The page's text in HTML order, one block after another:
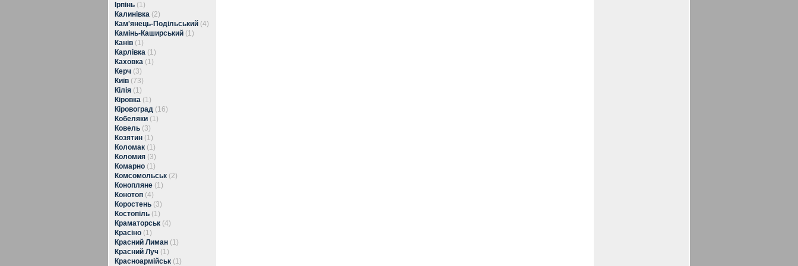
Ірпінь (1)
Калинівка (2)
Кам'янець-Подільський (4)
Камінь-Каширський (1)
Канів (1)
Карлівка (1)
Каховка (1)
Керч (3)
Київ (73)
Кілія (1)
Кіровка (1)
Кіровоград (16)
Кобеляки (1)
Ковель (3)
Козятин (1)
Коломак (1)
Коломия (3)
Комарно (1)
Комсомольськ (2)
Конопляне (1)
Конотоп (4)
Коростень (3)
Костопіль (1)
Краматорськ (4)
Красіно (1)
Красний Лиман (1)
Красний Луч (1)
Красноармійськ (1)